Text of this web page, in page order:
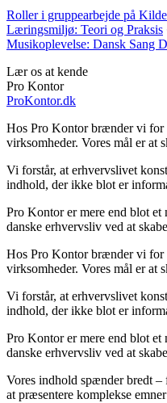
Roller i gruppearbejde på
Læringsmiljø: Teori og Praksis
Musikoplevelse: Dansk Sang
Lær os at kende
Pro Kontor
ProKontor.dk
Hos Pro Kontor brænder vi for
virksomheder. Vores mål er at
Vi forstår, at erhvervslivet
indhold, der ikke blot er
Pro Kontor er mere end blot
danske erhvervsliv ved at
Hos Pro Kontor brænder vi for
virksomheder. Vores mål er at
Vi forstår, at erhvervslivet
indhold, der ikke blot er
Pro Kontor er mere end blot
danske erhvervsliv ved at
Vores indhold spænder bredt
at præsentere komplekse